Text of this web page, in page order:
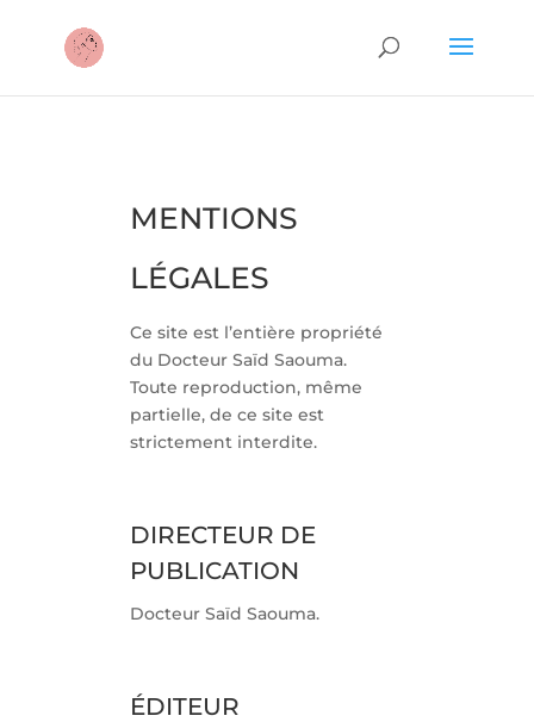
MENTIONS
LÉGALES
Ce site est l’entière propriété
du Docteur Saïd Saouma.
Toute reproduction, même
partielle, de ce site est
strictement interdite.
DIRECTEUR DE
PUBLICATION
Docteur Saïd Saouma.
ÉDITEUR